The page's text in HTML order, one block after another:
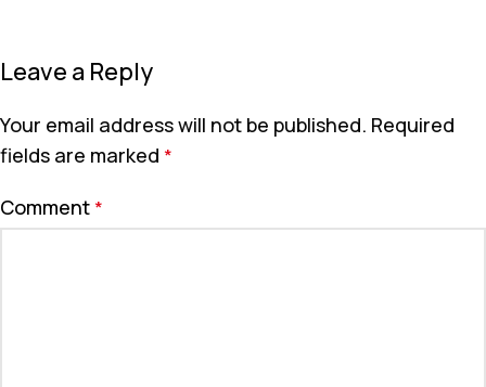
Leave a Reply
Your email address will not be published. Required
fields are marked *
Comment *